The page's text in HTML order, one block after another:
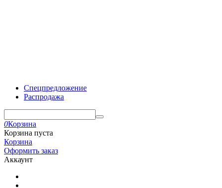
Спецпредложение
Распродажа
0Корзина
Корзина пуста
Корзина
Оформить заказ
Аккаунт